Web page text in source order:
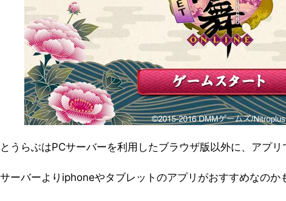
とうらぶはPCサーバーを利用したブラウザ版以外に、アプ
サーバーよりiphoneやタブレットのアプリがおすすめなのか